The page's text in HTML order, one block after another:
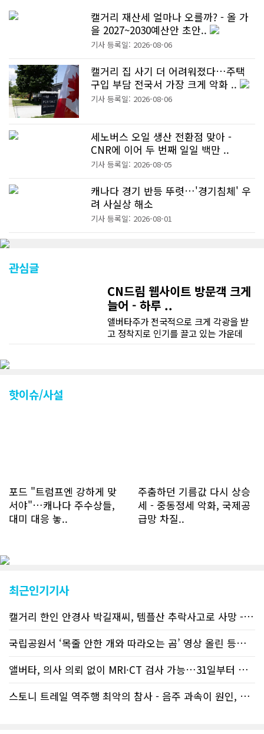
캘거리 재산세 얼마나 오를까? - 올 가
을 2027~2030예산안 초안..
기사 등록일: 2026-08-06
캘거리 집 사기 더 어려워졌다…주택
구입 부담 전국서 가장 크게 악화 ..
기사 등록일: 2026-08-06
세노버스 오일 생산 전환점 맞아 -
CNR에 이어 두 번째 일일 백만 ..
기사 등록일: 2026-08-05
캐나다 경기 반등 뚜렷…'경기침체' 우
려 사실상 해소
기사 등록일: 2026-08-01
관심글
CN드림 웹사이트 방문객 크게
늘어 - 하루 ..
앨버타주가 전국적으로 크게 각광을 받
고 정착지로 인기를 끌고 있는 가운데
에는 크게 늘어 하루 평균 11명에 달해
60% 증가했는데 (년간 4천명) 신규 가
입자의 절반 정도는 타주에서 이주를 검
토하고 있거나 갓 이주한 회원들로 나타
등재가 지연되곤 했으나 동포사회의 뜨
신기사를 매일 웹에 올리는 것으로 정책
을 변경했다. 이에 따라 독자들은 CN드
림 사이트 방문을 통해 매일 따끈따끈한
캐나다 전국 뉴스와 앨버타주 지역 최신
지는 뜨거운 성원에 보답고저 최근 웹 사
핫이슈/사설
포드 "트럼프엔 강하게 맞
서야"…캐나다 주수상들,
대미 대응 놓..
주춤하던 기름값 다시 상승
세 - 중동정세 악화, 국제공
급망 차질..
최근인기기사
캘거리 한인 안경사 박길재씨, 템플산 추락사고로 사망 - 헬기 구조..
국립공원서 ‘목줄 안한 개와 따라오는 곰’ 영상 올린 등산객 기소돼
앨버타, 의사 의뢰 없이 MRI·CT 검사 가능…31일부터 자비 부..
스토니 트레일 역주행 최악의 참사 - 음주 과속이 원인, 4명 사망..